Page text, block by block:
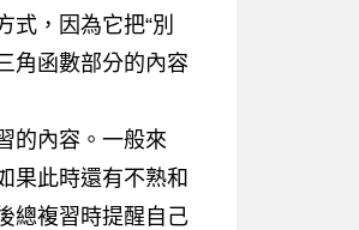
，因為它把“別
角函數部分的內容
的內容。一般來
果此時還有不熟和
總複習時提醒自己